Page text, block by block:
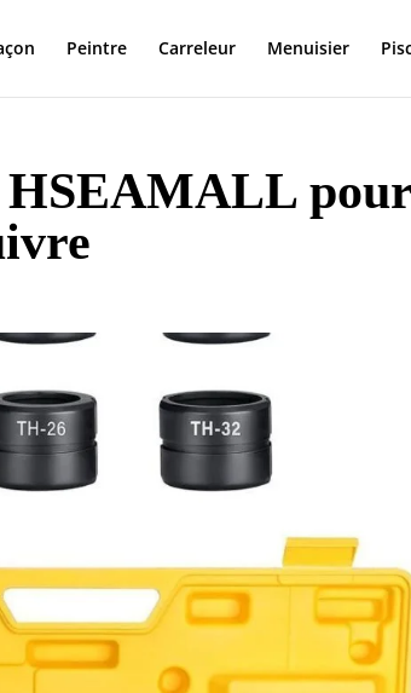
Peintre Carreleur Menuisier
HSEAMALL